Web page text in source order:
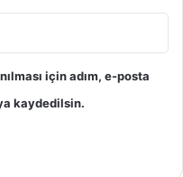
için adım, e-posta
kaydedilsin.